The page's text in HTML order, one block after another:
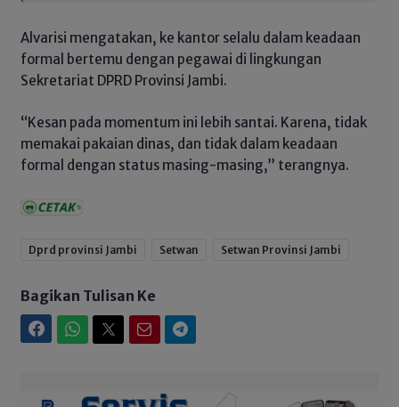
Alvarisi mengatakan, ke kantor selalu dalam keadaan
formal bertemu dengan pegawai di lingkungan
Sekretariat DPRD Provinsi Jambi.
“Kesan pada momentum ini lebih santai. Karena, tidak
memakai pakaian dinas, dan tidak dalam keadaan
formal dengan status masing-masing,” terangnya.
Dprd provinsi Jambi Setwan Setwan Provinsi Jambi
Bagikan Tulisan Ke